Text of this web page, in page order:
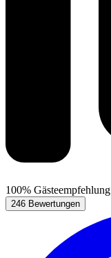
100% Gästeempfehlung
246 Bewertungen